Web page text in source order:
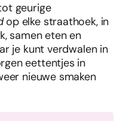
geurige
op elke straathoek, in
samen eten en
je kunt verdwalen in
eettentjes in
nieuwe smaken